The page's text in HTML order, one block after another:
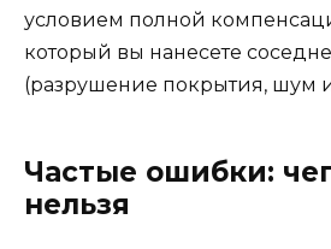
условием полной
который вы нанесете
(разрушение покрытия, шум и
Частые ошибки:
нельзя